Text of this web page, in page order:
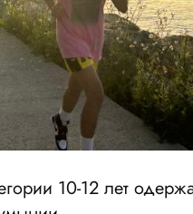
10-12 лет